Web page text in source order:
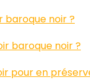
baroque noir ?
baroque noir ?
pour en